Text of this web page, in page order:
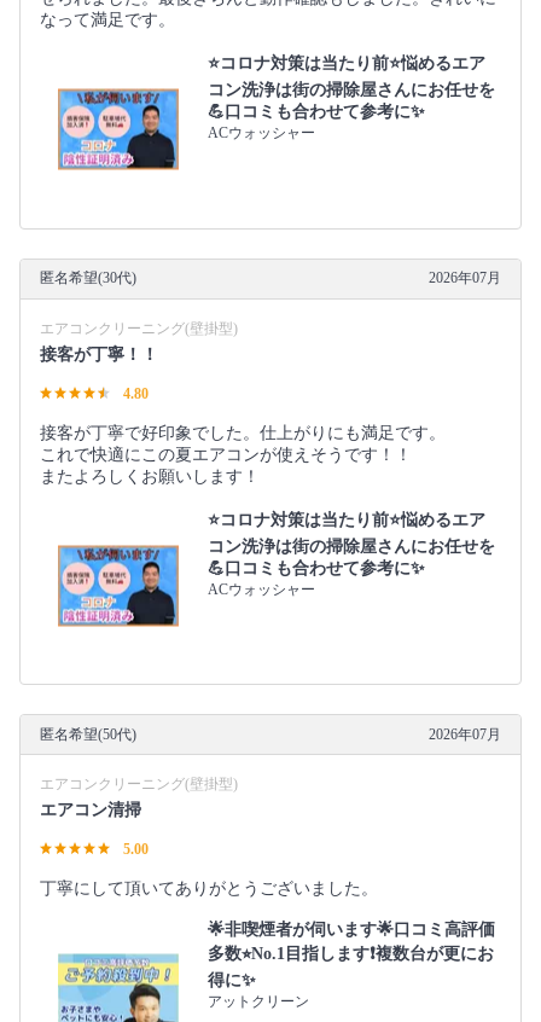
なって満足です。
⭐コロナ対策は当たり前⭐悩めるエア
コン洗浄は街の掃除屋さんにお任せを
💪口コミも合わせて参考に✨
ACウォッシャー
匿名希望(30代) 2026年07月
エアコンクリーニング(壁掛型)
接客が丁寧！！
4.80
接客が丁寧で好印象でした。仕上がりにも満足です。
これで快適にこの夏エアコンが使えそうです！！
またよろしくお願いします！
⭐コロナ対策は当たり前⭐悩めるエア
コン洗浄は街の掃除屋さんにお任せを
💪口コミも合わせて参考に✨
ACウォッシャー
匿名希望(50代) 2026年07月
エアコンクリーニング(壁掛型)
エアコン清掃
5.00
丁寧にして頂いてありがとうございました。
🌟非喫煙者が伺います🌟口コミ高評価
多数⭐︎No.1目指します❗複数台が更にお
得に✨
アットクリーン